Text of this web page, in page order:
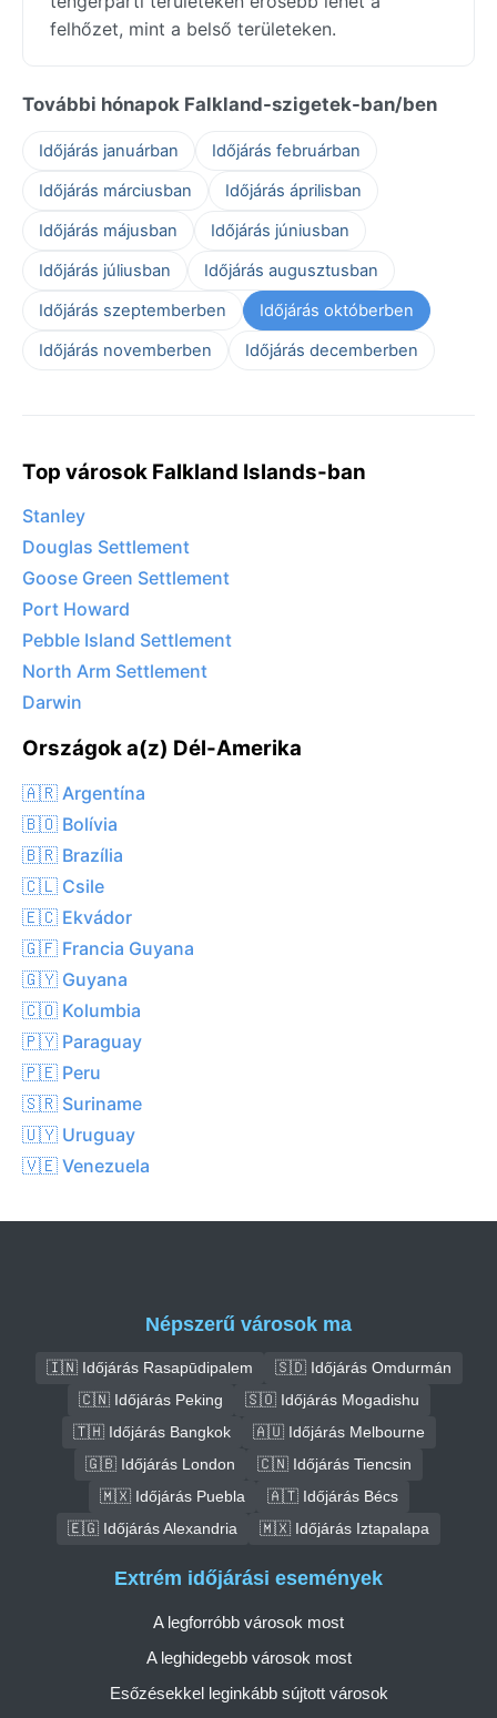
felhőzet, mint a belső területeken.
További hónapok Falkland-szigetek-ban/ben
Időjárás januárban
Időjárás februárban
Időjárás márciusban
Időjárás áprilisban
Időjárás májusban
Időjárás júniusban
Időjárás júliusban
Időjárás augusztusban
Időjárás szeptemberben
Időjárás októberben
Időjárás novemberben
Időjárás decemberben
Top városok Falkland Islands-ban
Stanley
Douglas Settlement
Goose Green Settlement
Port Howard
Pebble Island Settlement
North Arm Settlement
Darwin
Országok a(z) Dél-Amerika
🇦🇷 Argentína
🇧🇴 Bolívia
🇧🇷 Brazília
🇨🇱 Csile
🇪🇨 Ekvádor
🇬🇫 Francia Guyana
🇬🇾 Guyana
🇨🇴 Kolumbia
🇵🇾 Paraguay
🇵🇪 Peru
🇸🇷 Suriname
🇺🇾 Uruguay
🇻🇪 Venezuela
Népszerű városok ma
🇮🇳 Időjárás Rasapūdipalem
🇸🇩 Időjárás Omdurmán
🇨🇳 Időjárás Peking
🇸🇴 Időjárás Mogadishu
🇹🇭 Időjárás Bangkok
🇦🇺 Időjárás Melbourne
🇬🇧 Időjárás London
🇨🇳 Időjárás Tiencsin
🇲🇽 Időjárás Puebla
🇦🇹 Időjárás Bécs
🇪🇬 Időjárás Alexandria
🇲🇽 Időjárás Iztapalapa
Extrém időjárási események
A legforróbb városok most
A leghidegebb városok most
Esőzésekkel leginkább sújtott városok